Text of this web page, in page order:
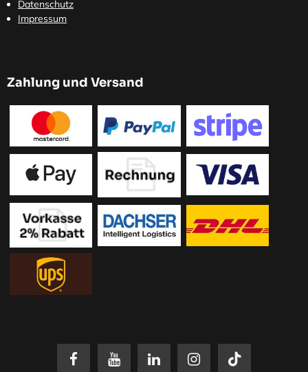
Datenschutz
Impressum
Zahlung und Versand